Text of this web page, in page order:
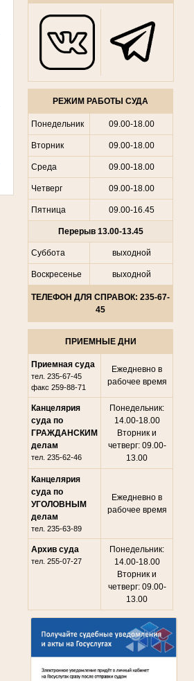
РЕЖИМ РАБОТЫ СУДА
Понедельник 09.00-18.00
Вторник 09.00-18.00
Среда 09.00-18.00
Четверг 09.00-18.00
Пятница 09.00-16.45
Перерыв 13.00-13.45
Суббота выходной
Воскресенье выходной
ТЕЛЕФОН ДЛЯ СПРАВОК: 235-67-
45
ПРИЕМНЫЕ ДНИ
Приемная суда
тел. 235-67-45
факс 259-88-71
Ежедневно в
рабочее время
Канцелярия
суда по
ГРАЖДАНСКИМ
делам
тел. 235-62-46
Понедельник:
14.00-18.00
Вторник и
четверг: 09.00-
13.00
Канцелярия
суда по
УГОЛОВНЫМ
делам
тел. 235-63-89
Ежедневно в
рабочее время
Архив суда
тел. 255-07-27
Понедельник:
14.00-18.00
Вторник и
четверг: 09.00-
13.00